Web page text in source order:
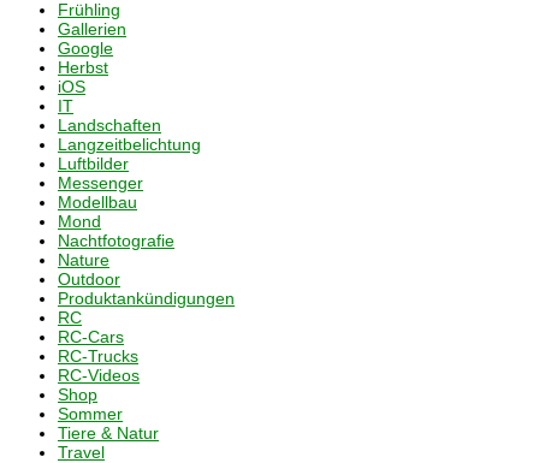
Frühling
Gallerien
Google
Herbst
iOS
IT
Landschaften
Langzeitbelichtung
Luftbilder
Messenger
Modellbau
Mond
Nachtfotografie
Nature
Outdoor
Produktankündigungen
RC
RC-Cars
RC-Trucks
RC-Videos
Shop
Sommer
Tiere & Natur
Travel